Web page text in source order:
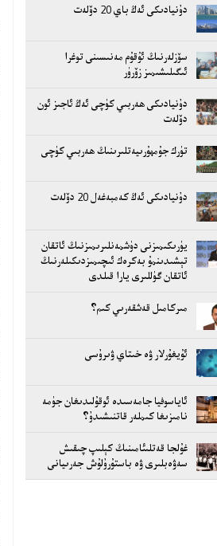
دۇنيادىكى ئەڭ باي 20 دۆلەت
سۆزلەرنىڭ ئۇقۇم مەنىسىنى توغرا
ئىگىلىشىمىز زۆرۈر
دۇنيادىكى ھەربىي كۈچى ئەڭ ئاجىز ئون
دۆلەت
تۈرك جۇمھۇرىيەتلىرىنىڭ ھەربىي كۈچى
دۇنيادىكى ئەڭ كەمبەغەل 20 دۆلەت
يۈرىكىمىزنى دۈشمەنلىرىمىزنىڭ ئاتقان
تېشىدىنمۇ بەكرەك ئىچىمىزدىكىلەرنىڭ
ئاتقان گۈللىرى يارا قىلدى
مىركامىل قەشقەرىي كىم؟
ئۇيغۇرلار ۋە خىتاي ۋىرۇسى
ئاياسوفيا جامەسىدە ئوقۇلىدىغان جۈمە
نامىزىغا كىملەر قاتنىشىدۇ؟
غۇلجا قەتلىئامىنىڭ كېلىپ چىقىش
سەۋەبلىرى ۋە باستۇرۇلۇش جەرىيانى